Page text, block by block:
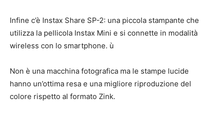
Infine c’è Instax Share SP-2: una piccola stampante che
utilizza la pellicola Instax Mini e si connette in modalità
wireless con lo smartphone. ù
Non è una macchina fotografica ma le stampe lucide
hanno un’ottima resa e una migliore riproduzione del
colore rispetto al formato Zink.